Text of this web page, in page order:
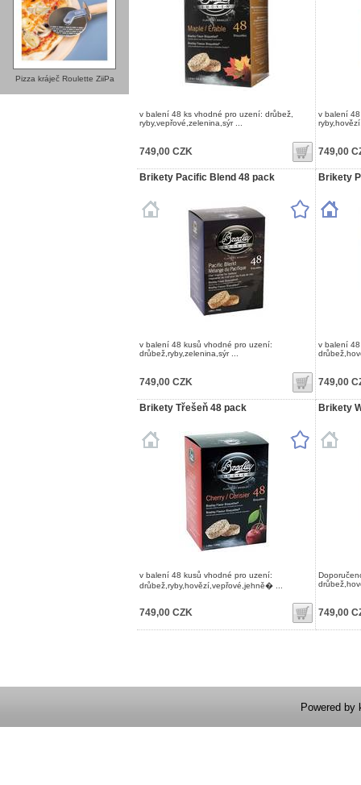
Pizza kráječ Roulette ZiiPa
v balení 48 ks vhodné pro uzení: drůbež,
ryby,vepřové,zelenina,sýr ...
749,00 CZK
v balení
749,00
Brikety Pacific Blend 48 pack
v balení 48 kusů vhodné pro uzení:
drůbež,ryby,zelenina,sýr ...
749,00 CZK
Brikety
v balení
749,00
Brikety Třešeň 48 pack
v balení 48 kusů vhodné pro uzení:
drůbež,ryby,hovězí,vepřové,jehně� ...
749,00 CZK
Brikety
749,00
Powered by